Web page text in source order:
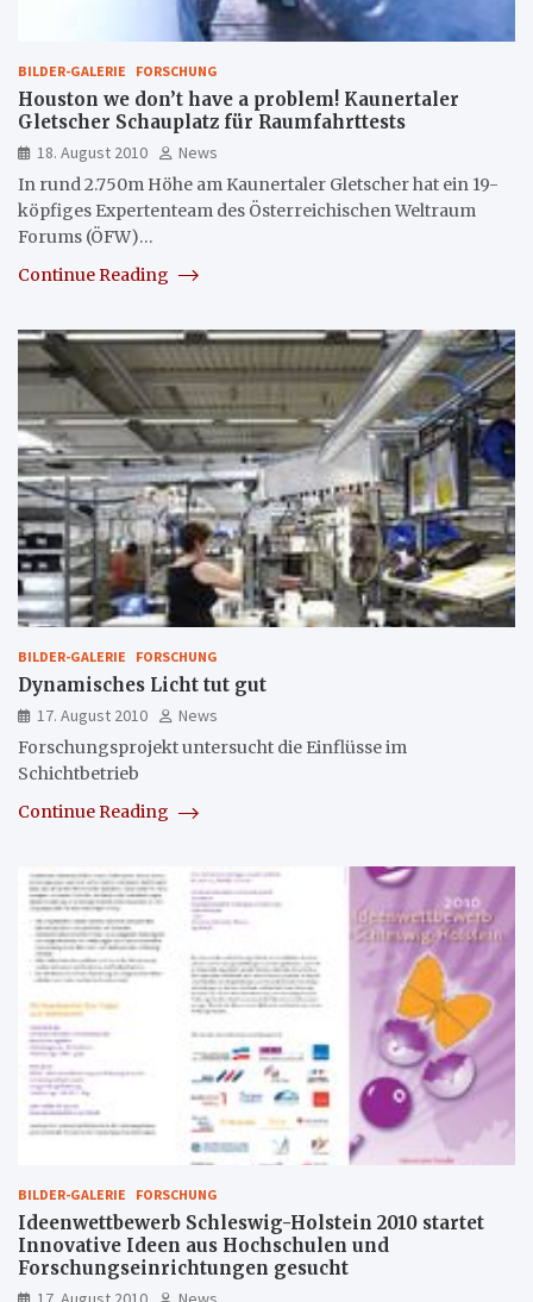
BILDER-GALERIE FORSCHUNG
Houston we don’t have a problem! Kaunertaler
Gletscher Schauplatz für Raumfahrttests
18. August 2010
News
In rund 2.750m Höhe am Kaunertaler Gletscher hat ein 19-
köpfiges Expertenteam des Österreichischen Weltraum
Forums (ÖFW)…
Continue Reading
BILDER-GALERIE FORSCHUNG
Dynamisches Licht tut gut
17. August 2010
News
Forschungsprojekt untersucht die Einflüsse im
Schichtbetrieb
Continue Reading
BILDER-GALERIE FORSCHUNG
Ideenwettbewerb Schleswig-Holstein 2010 startet
Innovative Ideen aus Hochschulen und
Forschungseinrichtungen gesucht